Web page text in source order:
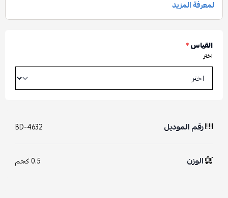
القياس*
اختر
رقم الموديل BD-4632
الوزن 0.5 كجم